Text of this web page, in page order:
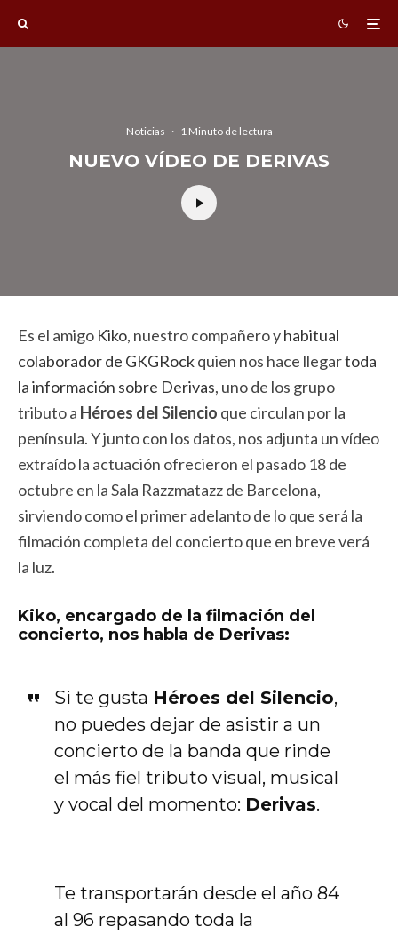
Noticias · 1 Minuto de lectura
NUEVO VÍDEO DE DERIVAS
Es el amigo Kiko, nuestro compañero yhabitual
colaborador de GKGRockquien nos hace llegartoda
la información sobre Derivas, uno de los grupo
tributo a Héroes del Silencio que circulan por la
península. Y junto con los datos, nos adjunta un vídeo
extraído la actuación ofrecieron el pasado 18 de
octubre en la Sala Razzmatazz de Barcelona,
sirviendo como el primer adelanto de lo que será la
filmación completa del concierto que en breve verá
la luz.
Kiko, encargado de la filmación del
concierto, nos habla de Derivas:
Si te gusta Héroes del Silencio,
no puedes dejar de asistir a un
concierto de la banda que rinde
el más fiel tributo visual, musical
y vocal del momento: Derivas.
Te transportarán desde el año 84
al 96 repasando toda la